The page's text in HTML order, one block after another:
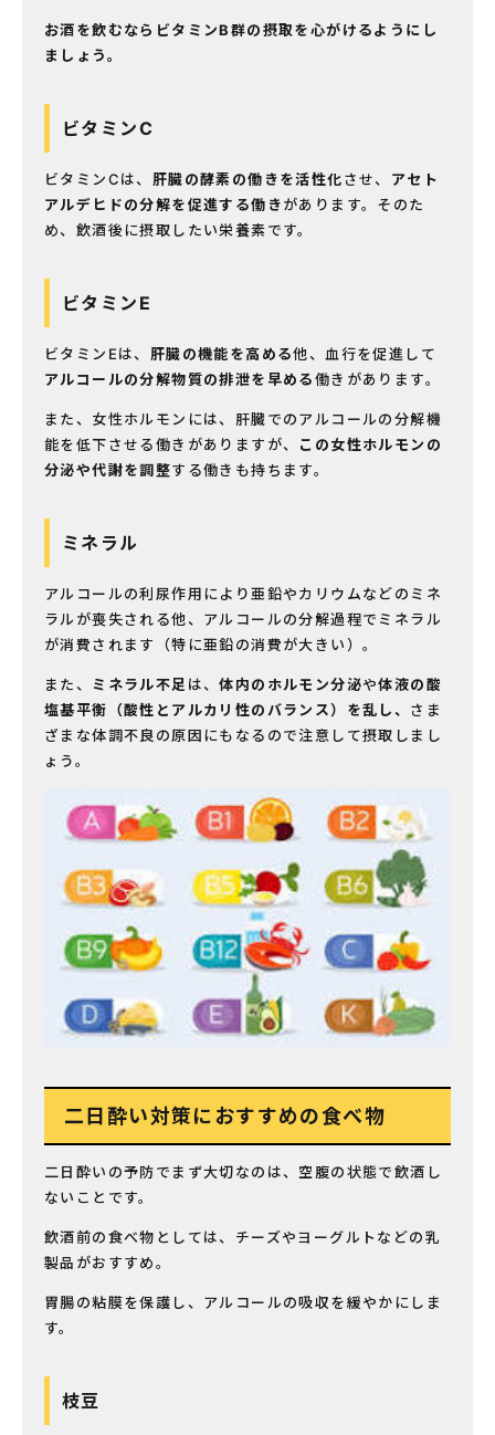
お酒を飲むならビタミンB群の摂取を心がけるようにし
ましょう。
ビタミンC
ビタミンCは、 肝臓の酵素の働きを活性化させ、 アセト
アルデヒドの分解を促進する働きがあります。そのた
め、飲酒後に摂取したい栄養素です。
ビタミンE
ビタミンEは、 肝臓の機能を高める他、血行を促進して
アルコールの分解物質の排泄を早める働きがあります。
また、女性ホルモンには、肝臓でのアルコールの分解機
能を低下させる働きがありますが、 この女性ホルモンの
分泌や代謝を調整する働きも持ちます。
ミネラル
アルコールの利尿作用により亜鉛やカリウムなどのミネ
ラルが喪失される他、アルコールの分解過程でミネラル
が消費されます（特に亜鉛の消費が大きい）。
また、 ミネラル不足 は、体内のホルモン分泌や体液の酸
塩基平衡（酸性とアルカリ性のバランス）を乱し、 さま
ざまな体調不良の原因にもなるので注意して摂取しまし
ょう。
二日酔い対策におすすめの食べ物
二日酔いの予防でまず大切なのは、空腹の状態で飲酒し
ないことです。
飲酒前の食べ物としては、チーズやヨーグルトなどの乳
製品がおすすめ。
胃腸の粘膜を保護し、アルコールの吸収を緩やかにしま
す。
枝豆